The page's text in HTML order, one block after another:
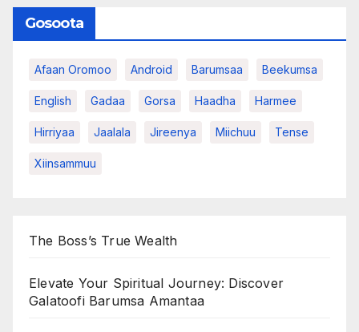
Gosoota
Afaan Oromoo Android Barumsaa Beekumsa
English Gadaa Gorsa Haadha Harmee
Hirriyaa Jaalala Jireenya Miichuu Tense
Xiinsammuu
The Boss’s True Wealth
Elevate Your Spiritual Journey: Discover
Galatoofi Barumsa Amantaa